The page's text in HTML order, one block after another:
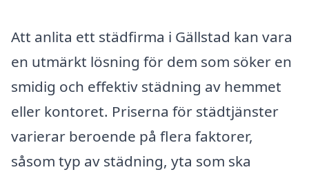
Att anlita ett städfirma i Gällstad kan vara
en utmärkt lösning för dem som söker en
smidig och effektiv städning av hemmet
eller kontoret. Priserna för städtjänster
varierar beroende på flera faktorer,
såsom typ av städning, yta som ska